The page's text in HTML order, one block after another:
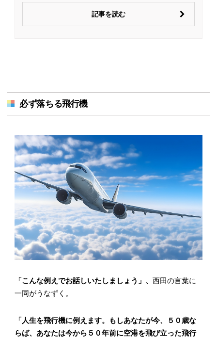
記事を読む
必ず落ちる飛行機
「こんな例えでお話しいたしましょう」、 西田の言葉に
一同がうなずく。
「人生を飛行機に例えます。もしあなたが今、５０歳な
らば、あなたは今から５０年前に空港を飛び立った飛行